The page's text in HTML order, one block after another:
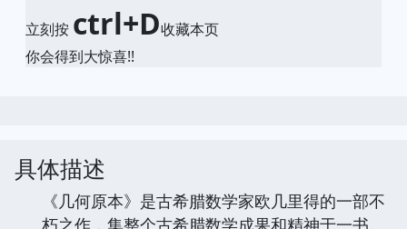
立刻按 ctrl+D收藏本页
你会得到大惊喜!!
具体描述
《几何原本》是古希腊数学家欧几里得的一部不
朽之作，集整个古希腊数学成果和精神于一书。